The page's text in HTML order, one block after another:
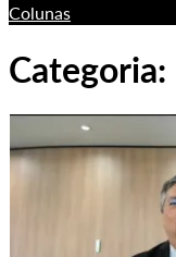
Colunas
Categoria: